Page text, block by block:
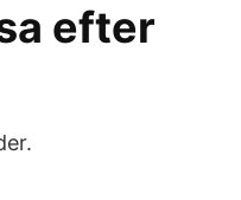
efter